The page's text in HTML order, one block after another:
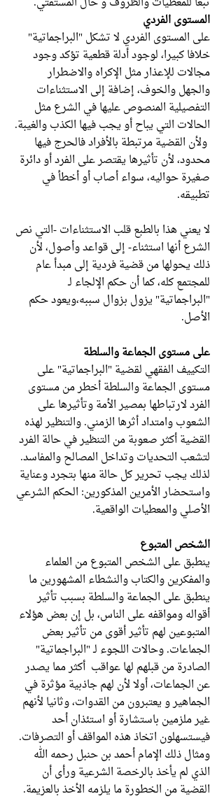
المستوى الفردي
على المستوى الفردي لا تشكل "البراجماتية"
خلافا كبيرا، لوجود أدلة قطعية تؤكد وجود
مجالات للإعذار مثل الإكراه والاضطرار
والجهل والخوف، إضافة إلى الاستثناءات
التفصيلية المنصوص عليها في الشرع مثل
الحالات التي يباح أو يجب فيها الكذب والغيبة.
ولأن القضية مرتبطة بالأفراد فالحرج فيها
محدود، لأن تأثيرها يقتصر على الفرد أو دائرة
صغيرة حواليه، سواء أصاب أو أخطأ في
تطبيقه.
لا يعني هذا بالطبع قلب الاستثناءات -التي نص
الشرع أنها استثناء- إلى قواعد وأصول، لأن
ذلك يحولها من قضية فردية إلى مبدأ عام
للمجتمع كله، كما أن حكم الإلجاء لـ
"البراجماتية" يزول بزوال سببه،ويعود حكم
الأصل.
على مستوى الجماعة والسلطة
التكييف الفقهي لقضية "البراجماتية" على
مستوى الجماعة والسلطة أخطر من مستوى
الفرد لارتباطها بمصير الأمة وتأثيرها على
الشعوب وامتداد أثرها الزمني. والتنظير لهذه
القضية أكثر صعوبة من التنظير في حالة الفرد
لتشعب التحديات وتداخل المصالح والمفاسد.
لذلك يجب تحرير كل حالة منها بتجرد وعناية
واستحضار الأمرين المذكورين: الحكم الشرعي
الأصلي والمعطيات الواقعية.
الشخص المتبوع
ينطبق على الشخص المتبوع من العلماء
والمفكرين والكتاب والنشطاء المشهورين ما
ينطبق على الجماعة والسلطة بسبب تأثير
أقواله ومواقفه على الناس، بل إن بعض هؤلاء
المتبوعين لهم تأثير أقوى من تأثير بعض
الجماعات. وحالات اللجوء لـ "البراجماتية"
الصادرة من قبلهم لها عواقب أكثر مما يصدر
عن الجماعات، أولا لأن لهم جاذبية مؤثرة في
الجماهير و يعتبرون من القدوات، وثانيا لأنهم
غير ملزمين باستشارة أو استئذان أحد
فيستسهلون اتخاذ هذه المواقف أو التصرفات.
ومثال ذلك الإمام أحمد بن حنبل رحمه الله
الذي لم يأخذ بالرخصة الشرعية ورأى أن
القضية من الخطورة ما يلزمه الأخذ بالعزيمة.